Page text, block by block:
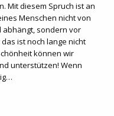
Mit diesem Spruch ist an
Menschen nicht von
abhängt, sondern vor
ist noch lange nicht
können wir
unterstützen! Wenn